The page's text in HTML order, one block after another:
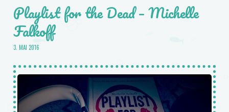
Playlist for the Dead – Michelle
Falkoff
3. MAI 2016